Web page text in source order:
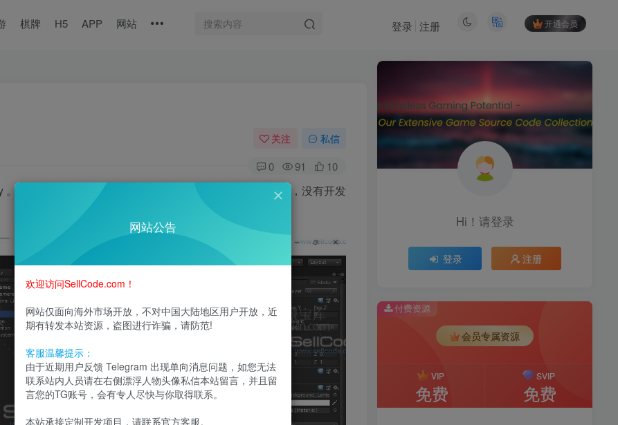
棋牌 H5 APP 网站 开通会员
登录 注册
关注 私信
0 91 10
后台为php，有捕鱼独立客户端代码。没有测试部署搭建，没有开发
Hi！请登录
登录 注册
付费资源
会员专属资源
VIP
免费
SVIP
免费
网站公告
欢迎访问SellCode.com！
网站仅面向海外市场开放，不对中国大陆地区用户开放，近
期有转发本站资源，盗图进行诈骗，请防范!
客服温馨提示：
由于近期用户反馈 Telegram 出现单向消息问题，如您无法
联系站内人员请在右侧漂浮人物头像私信本站留言，并且留
言您的TG账号，会有专人尽快与你取得联系。
本站承接定制开发项目，请联系官方客服。